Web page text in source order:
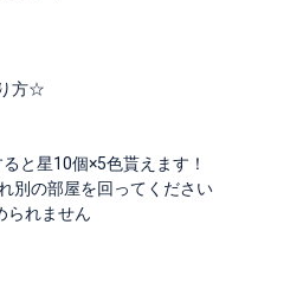
方☆
と星10個×5色貰えます！
別の部屋を回ってください
られません